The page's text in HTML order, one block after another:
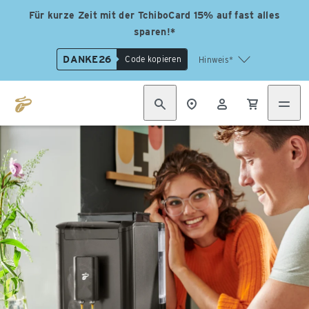
Für kurze Zeit mit der TchiboCard 15% auf fast alles
sparen!*
DANKE26 Code kopieren Hinweis*